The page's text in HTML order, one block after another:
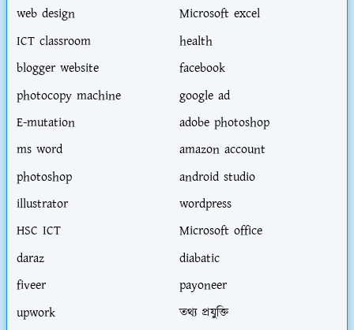
web design
Microsoft excel
ICT classroom
health
blogger website
facebook
photocopy machine
google ad
E-mutation
adobe photoshop
ms word
amazon account
photoshop
android studio
illustrator
wordpress
HSC ICT
Microsoft office
daraz
diabatic
fiveer
payoneer
upwork
তথ্য প্রযুক্তি